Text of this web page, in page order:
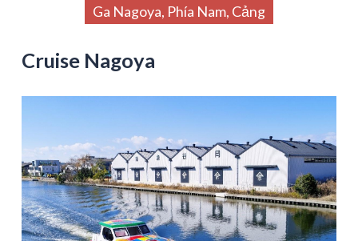
Ga Nagoya, Phía Nam, Cảng
Cruise Nagoya